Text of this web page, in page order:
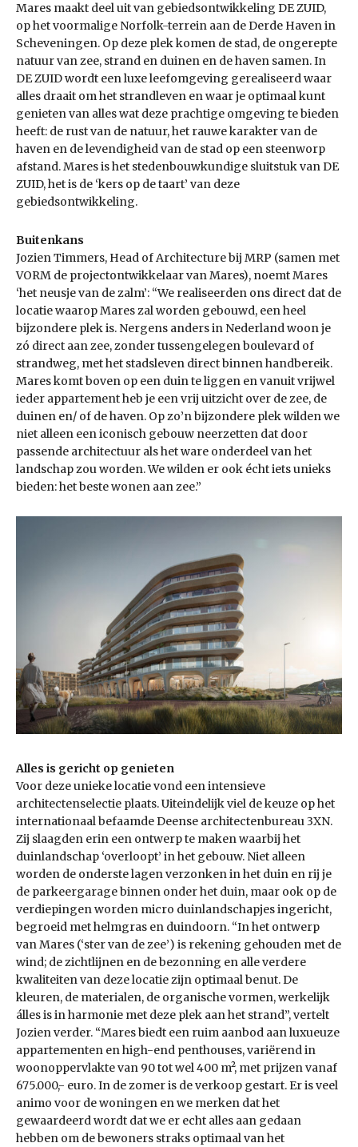
Mares maakt deel uit van gebiedsontwikkeling DE ZUID,
op het voormalige Norfolk-terrein aan de Derde Haven in
Scheveningen. Op deze plek komen de stad, de ongerepte
natuur van zee, strand en duinen en de haven samen. In
DE ZUID wordt een luxe leefomgeving gerealiseerd waar
alles draait om het strandleven en waar je optimaal kunt
genieten van alles wat deze prachtige omgeving te bieden
heeft: de rust van de natuur, het rauwe karakter van de
haven en de levendigheid van de stad op een steenworp
afstand. Mares is het stedenbouwkundige sluitstuk van DE
ZUID, het is de ‘kers op de taart’ van deze
gebiedsontwikkeling.
Buitenkans
Jozien Timmers, Head of Architecture bij MRP (samen met
VORM de projectontwikkelaar van Mares), noemt Mares
‘het neusje van de zalm’: “We realiseerden ons direct dat de
locatie waarop Mares zal worden gebouwd, een heel
bijzondere plek is. Nergens anders in Nederland woon je
zó direct aan zee, zonder tussengelegen boulevard of
strandweg, met het stadsleven direct binnen handbereik.
Mares komt boven op een duin te liggen en vanuit vrijwel
ieder appartement heb je een vrij uitzicht over de zee, de
duinen en/ of de haven. Op zo’n bijzondere plek wilden we
niet alleen een iconisch gebouw neerzetten dat door
passende architectuur als het ware onderdeel van het
landschap zou worden. We wilden er ook écht iets unieks
bieden: het beste wonen aan zee.”
Alles is gericht op genieten
Voor deze unieke locatie vond een intensieve
architectenselectie plaats. Uiteindelijk viel de keuze op het
internationaal befaamde Deense architectenbureau 3XN.
Zij slaagden erin een ontwerp te maken waarbij het
duinlandschap ‘overloopt’ in het gebouw. Niet alleen
worden de onderste lagen verzonken in het duin en rij je
de parkeergarage binnen onder het duin, maar ook op de
verdiepingen worden micro duinlandschapjes ingericht,
begroeid met helmgras en duindoorn. “In het ontwerp
van Mares (‘ster van de zee’) is rekening gehouden met de
wind; de zichtlijnen en de bezonning en alle verdere
kwaliteiten van deze locatie zijn optimaal benut. De
kleuren, de materialen, de organische vormen, werkelijk
álles is in harmonie met deze plek aan het strand”, vertelt
Jozien verder. “Mares biedt een ruim aanbod aan luxueuze
appartementen en high-end penthouses, variërend in
woonoppervlakte van 90 tot wel 400 m², met prijzen vanaf
675.000,- euro. In de zomer is de verkoop gestart. Er is veel
animo voor de woningen en we merken dat het
gewaardeerd wordt dat we er echt alles aan gedaan
hebben om de bewoners straks optimaal van het